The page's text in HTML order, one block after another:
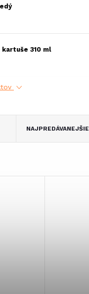
310 ml
NAJPREDÁVANEJŠIE